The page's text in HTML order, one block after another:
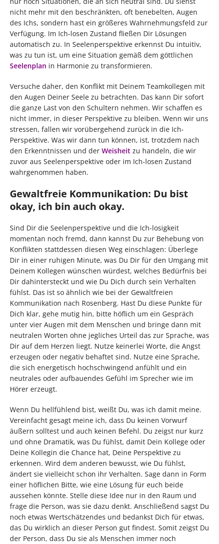
nicht mehr mit den beschränkten, oft benebelten, Augen
des Ichs, sondern hast ein größeres Wahrnehmungsfeld zur
Verfügung. Im Ich-losen Zustand fließen Dir Lösungen
automatisch zu. In Seelenperspektive erkennst Du intuitiv,
was zu tun ist, um eine Situation gemäß dem göttlichen
Seelenplan in Harmonie zu transformieren.
Versuche daher, den Konflikt mit Deinem Teamkollegen mit
den Augen Deiner Seele zu betrachten. Das kann Dir sofort
die ganze Last von den Schultern nehmen. Wir schaffen es
nicht immer, in dieser Perspektive zu bleiben. Wenn wir uns
stressen, fallen wir vorübergehend zurück in die Ich-
Perspektive. Was wir dann tun können, ist, trotzdem nach
den Erkenntnissen und der Weisheit zu handeln, die wir
zuvor aus Seelenperspektive oder im Ich-losen Zustand
wahrgenommen haben.
Gewaltfreie Kommunikation: Du bist
okay, ich bin auch okay.
Sind Dir die Seelenperspektive und die Ich-losigkeit
momentan noch fremd, dann kannst Du zur Behebung von
Konflikten stattdessen diesen Weg einschlagen: Überlege
Dir in einer ruhigen Minute, was Du Dir für den Umgang mit
Deinem Kollegen wünschen würdest, welches Bedürfnis bei
Dir dahintersteckt und wie Du Dich durch sein Verhalten
fühlst. Das ist so ähnlich wie bei der Gewaltfreien
Kommunikation nach Rosenberg. Hast Du diese Punkte für
Dich klar, gehe mutig hin, bitte höflich um ein Gespräch
unter vier Augen mit dem Menschen und bringe dann mit
neutralen Worten ohne jegliches Urteil das zur Sprache, was
Dir auf dem Herzen liegt. Nutze keinerlei Worte, die Angst
erzeugen oder negativ behaftet sind. Nutze eine Sprache,
die sich energetisch hochschwingend anfühlt und ein
neutrales oder aufbauendes Gefühl im Sprecher wie im
Hörer erzeugt.
Wenn Du hellfühlend bist, weißt Du, was ich damit meine.
Vereinfacht gesagt meine ich, dass Du keinen Vorwurf
äußern solltest und auch keinen Befehl. Du zeigst nur kurz
und ohne Dramatik, was Du fühlst, damit Dein Kollege oder
Deine Kollegin die Chance hat, Deine Perspektive zu
erkennen. Wird dem anderen bewusst, wie Du fühlst,
ändert sie vielleicht schon ihr Verhalten. Sage dann in Form
einer höflichen Bitte, wie eine Lösung für euch beide
aussehen könnte. Stelle diese Idee nur in den Raum und
frage die Person, was sie dazu denkt. Anschließend sagst Du
noch etwas Wertschätzendes und bedankst Dich für etwas,
das Du wirklich an dieser Person gut findest. Somit zeigst Du
der Person, dass Du sie als Menschen immer noch